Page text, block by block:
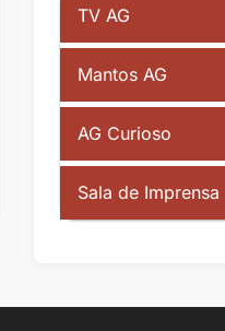
TV AG
Mantos AG
AG Curioso
Sala de Imprensa